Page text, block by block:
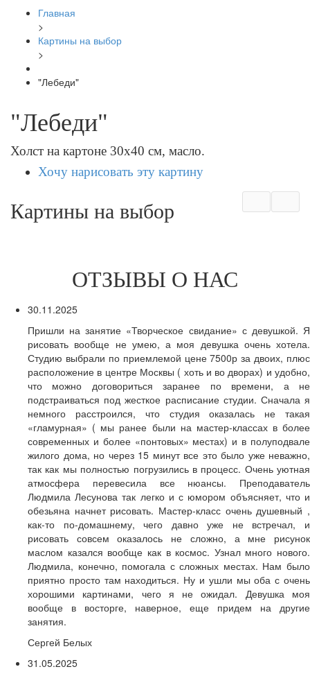
Главная
>
Картины на выбор
>
"Лебеди"
"Лебеди"
Холст на картоне 30х40 см, масло.
Хочу нарисовать эту картину
Картины на выбор
ОТЗЫВЫ О НАС
30.11.2025
Пришли на занятие «Творческое свидание» с девушкой. Я
рисовать вообще не умею, а моя девушка очень хотела.
Студию выбрали по приемлемой цене 7500р за двоих, плюс
расположение в центре Москвы ( хоть и во дворах) и удобно,
что можно договориться заранее по времени, а не
подстраиваться под жесткое расписание студии. Сначала я
немного расстроился, что студия оказалась не такая
«гламурная» ( мы ранее были на мастер-классах в более
современных и более «понтовых» местах) и в полуподвале
жилого дома, но через 15 минут все это было уже неважно,
так как мы полностью погрузились в процесс. Очень уютная
атмосфера перевесила все нюансы. Преподаватель
Людмила Лесунова так легко и с юмором объясняет, что и
обезьяна начнет рисовать. Мастер-класс очень душевный ,
как-то по-домашнему, чего давно уже не встречал, и
рисовать совсем оказалось не сложно, а мне рисунок
маслом казался вообще как в космос. Узнал много нового.
Людмила, конечно, помогала с сложных местах. Нам было
приятно просто там находиться. Ну и ушли мы оба с очень
хорошими картинами, чего я не ожидал. Девушка моя
вообще в восторге, наверное, еще придем на другие
занятия.
Сергей Белых
31.05.2025